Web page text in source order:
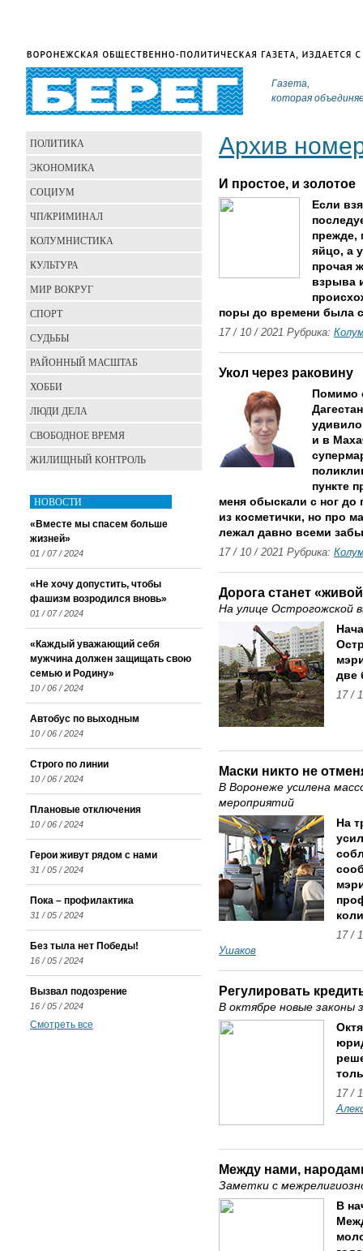
Газета,
которая
Архив
И простое, и золотое
Если
прежде,
яйцо, а
прочая
взрыва
поры до времени была
17 / 10 / 2021 Рубрика:
Укол через раковину
Помимо
удивило
и в
пункте
меня обыскали с ног
из косметички, но про
лежал давно всеми
17 / 10 / 2021 Рубрика:
Дорога станет
На улице Острогожской
две
17 /
Маски никто не
В Воронеже усилена
мероприятий
На
17 /
Ушаков
Регулировать
В октябре новые законы
17 /
Между нами,
Заметки с
В
ПОЛИТИКА
ЭКОНОМИКА
СОЦИУМ
ЧП/КРИМИНАЛ
КОЛУМНИСТИКА
КУЛЬТУРА
МИР ВОКРУГ
СПОРТ
СУДЬБЫ
РАЙОННЫЙ МАСШТАБ
ХОББИ
ЛЮДИ ДЕЛА
СВОБОДНОЕ ВРЕМЯ
ЖИЛИЩНЫЙ КОНТРОЛЬ
НОВОСТИ
«Вместе мы спасем больше
жизней»
01 / 07 / 2024
«Не хочу допустить, чтобы
фашизм возродился вновь»
01 / 07 / 2024
«Каждый уважающий себя
мужчина должен защищать свою
семью и Родину»
10 / 06 / 2024
Автобус по выходным
10 / 06 / 2024
Строго по линии
10 / 06 / 2024
Плановые отключения
10 / 06 / 2024
Герои живут рядом с нами
31 / 05 / 2024
Пока – профилактика
31 / 05 / 2024
Без тыла нет Победы!
16 / 05 / 2024
Вызвал подозрение
16 / 05 / 2024
Смотреть все